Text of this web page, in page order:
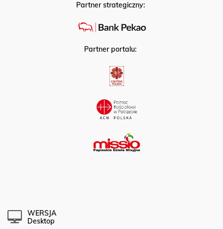
Partner strategiczny:
Partner portalu:
WERSJA
Desktop